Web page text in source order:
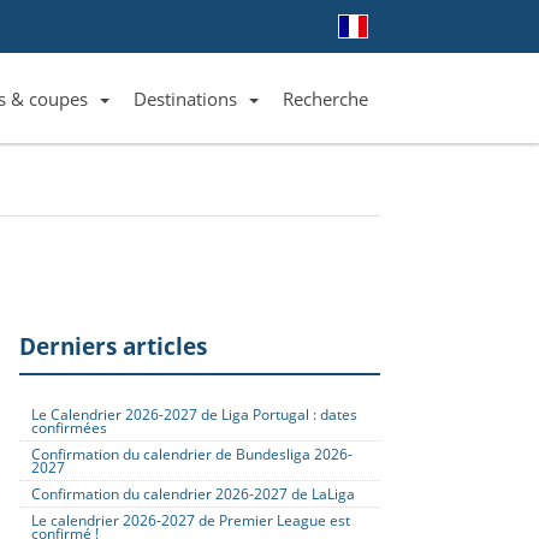
& coupes Destinations Recherche
Derniers articles
Le Calendrier 2026-2027 de Liga Portugal : dates
confirmées
Confirmation du calendrier de Bundesliga 2026-
2027
Confirmation du calendrier 2026-2027 de LaLiga
Le calendrier 2026-2027 de Premier League est
confirmé !